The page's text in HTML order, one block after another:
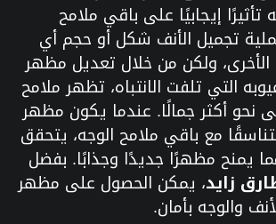
تأثيرًا إيجابيًا على باقي ملامح
تجميل الأنف شكل أو حجم أي
الأخرى، ولكن من خلال تعديل مظهر
التي تلفت الانتباه، تظهر ملامح
نحو أكثر جمالًا. عندما يكون مظهر
مع باقي ملامح الوجه، يتحقق
يمنح مظهرًا جديدًا وجذابًا. بفضل
زايد، يمكن الحصول على مظهر
والوجه بأمان.